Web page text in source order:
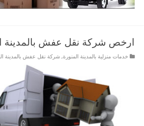
ارخص شركة نقل عفش بالمدينة
خدمات منزلية بالمدينة المنورة,شركة نقل عفش بالمدينة